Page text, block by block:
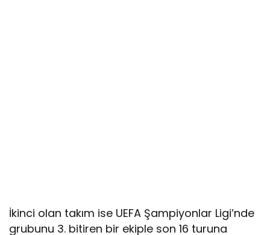
İkinci olan takım ise UEFA Şampiyonlar Ligi’nde
grubunu 3. bitiren bir ekiple son 16 turuna